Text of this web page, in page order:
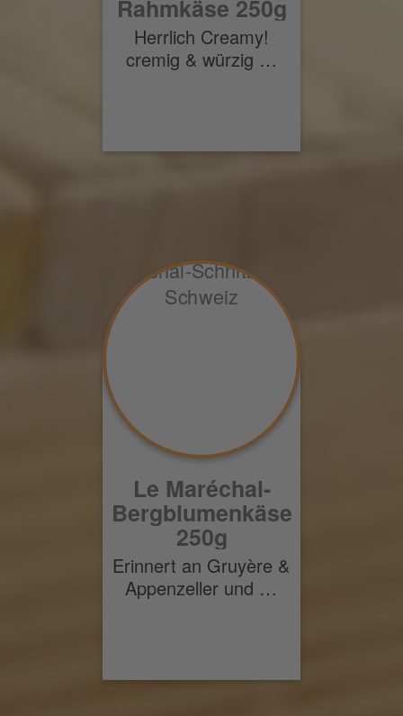
Rahmkäse 250g
Herrlich Creamy!
cremig & würzig …
Le Maréchal-
Bergblumenkäse
250g
Erinnert an Gruyère &
Appenzeller und …